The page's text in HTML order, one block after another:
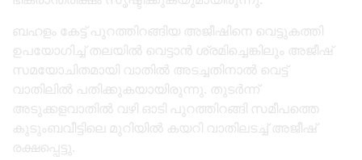
ബഹളം കേട്ട് പുറത്തിറങ്ങിയ അജീഷിനെ വെട്ടുകത്തി
ഉപയോഗിച്ച് തലയിൽ വെട്ടാൻ ശ്രമിച്ചെങ്കിലും അജീഷ്
സമയോചിതമായി വാതിൽ അടച്ചതിനാൽ വെട്ട്
വാതിലിൽ പതിക്കുകയായിരുന്നു. തുടർന്ന്
അടുക്കളവാതിൽ വഴി ഓടി പുറത്തിറങ്ങി സമീപത്തെ
കുടുംബവീട്ടിലെ മുറിയിൽ കയറി വാതിലടച്ച് അജീഷ്
രക്ഷപ്പെട്ടു.